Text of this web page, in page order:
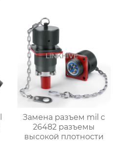
Замена разъем mil c
26482 разъемы
высокой плотности